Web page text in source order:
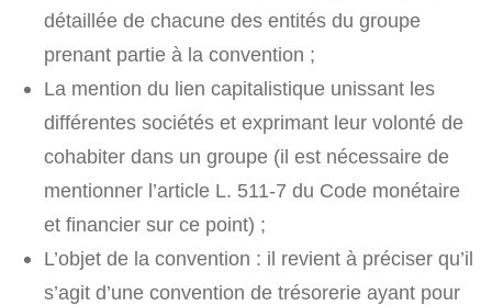
détaillée de chacune des entités du groupe
prenant partie à la convention ;
La mention du lien capitalistique unissant les
différentes sociétés et exprimant leur volonté de
cohabiter dans un groupe (il est nécessaire de
mentionner l’article L. 511-7 du Code monétaire
et financier sur ce point) ;
L’objet de la convention : il revient à préciser qu’il
s’agit d’une convention de trésorerie ayant pour